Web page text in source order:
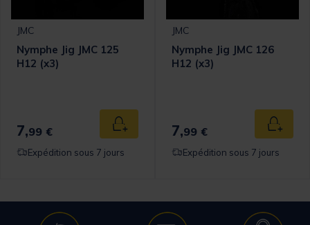
panier
JMC
Nymphe Jig JMC 125
H12 (x3)
7,99 € Ajouter au panier
Expédition sous 7 jours
JMC
Nymphe Jig JMC 126
H12 (x3)
7,99 €
Expédition sous 7 jours